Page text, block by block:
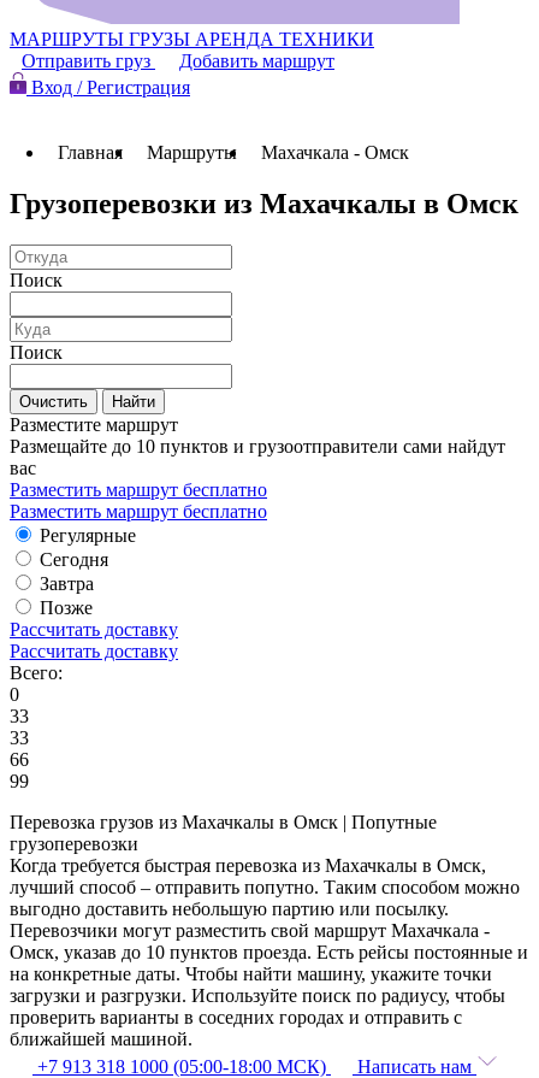
МАРШРУТЫ ГРУЗЫ АРЕНДА ТЕХНИКИ
Отправить груз
Добавить маршрут
Вход / Регистрация
Главная Маршруты Махачкала - Омск
Грузоперевозки из Махачкалы в Омск
Поиск
Поиск
Очистить Найти
Разместите маршрут
Размещайте до 10 пунктов и грузоотправители сами найдут
вас
Разместить маршрут бесплатно
Разместить маршрут бесплатно
Регулярные
Сегодня
Завтра
Позже
Рассчитать доставку
Рассчитать доставку
Всего:
0
33
33
66
99
Перевозка грузов из Махачкалы в Омск | Попутные
грузоперевозки
Когда требуется быстрая перевозка из Махачкалы в Омск,
лучший способ – отправить попутно. Таким способом можно
выгодно доставить небольшую партию или посылку.
Перевозчики могут разместить свой маршрут Махачкала -
Омск, указав до 10 пунктов проезда. Есть рейсы постоянные и
на конкретные даты. Чтобы найти машину, укажите точки
загрузки и разгрузки. Используйте поиск по радиусу, чтобы
проверить варианты в соседних городах и отправить с
ближайшей машиной.
+7 913 318 1000 (05:00-18:00 МСК)
Написать нам